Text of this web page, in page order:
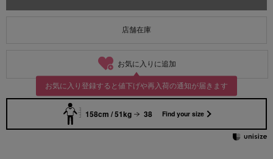
店舗在庫
お気に入りに追加
お気に入り登録すると値下げや再入荷の通知が届きます
158cm / 51kg 38 Find your size